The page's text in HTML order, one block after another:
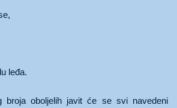
leđa.
broja oboljelih javit će se svi navedeni